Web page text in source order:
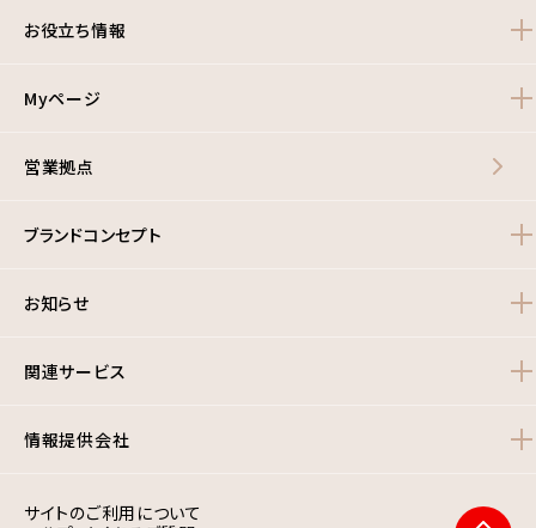
お役立ち情報
Myページ
営業拠点
ブランドコンセプト
お知らせ
関連サービス
情報提供会社
サイトのご利用について